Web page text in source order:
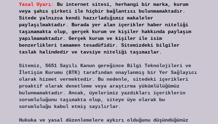
Yasal Uyarı:
Bu internet sitesi, herhangi bir marka, kurum
veya şahıs şirketi ile hiçbir bağlantısı bulunmamaktadır.
Sitede yalnızca kendi hazırladığımız makaleler
paylaşılmaktadır. Burada yer alan içerikler haber niteliği
taşımamakta olup, gerçek kurum ve kişiler hakkında paylaşım
yapılmamaktadır. Gerçek kurum ve kişiler ile isim
benzerlikleri tamamen tesadüfidir. Sitemizdeki bilgiler
taslak halindedir ve tavsiye niteliği taşımazlar.
Sitemiz, 5651 Sayılı Kanun gereğince Bilgi Teknolojileri ve
İletişim Kurumu (BTK) tarafından onaylanmış bir Yer Sağlayıcı
olarak hizmet vermektedir. Bu nedenle, sitedeki içerikleri
proaktif olarak denetleme veya araştırma yükümlülüğümüz
bulunmamaktadır. Ancak, üyelerimiz yazdıkları içeriklerin
sorumluluğunu taşımakta olup, siteye üye olarak bu
sorumluluğu kabul etmiş sayılırlar.
Hukuka ve yasal düzenlemelere aykırı olduğunu düşündüğünüz